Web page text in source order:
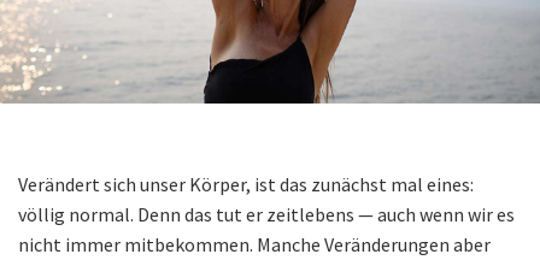
Verändert sich unser Körper, ist das zunächst mal eines:
völlig normal. Denn das tut er zeitlebens — auch wenn wir es
nicht immer mitbekommen. Manche Veränderungen aber